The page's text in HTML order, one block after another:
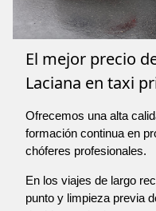
El mejor precio
Laciana en taxi
Ofrecemos una alta
formación continua en
chóferes profesionales.
En los viajes de largo
punto y limpieza previa